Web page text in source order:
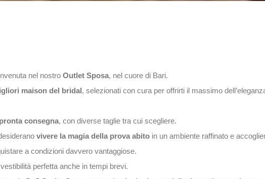
nel nostro Outlet Sposa, nel cuore di Bari.
maison del bridal, selezionati con cura per offrirti il massimo
consegna, con diverse taglie tra cui scegliere.
vivere la magia della prova abito in un ambiente raffinato e
a condizioni davvero vantaggiose.
perfetta anche in tempi brevi.